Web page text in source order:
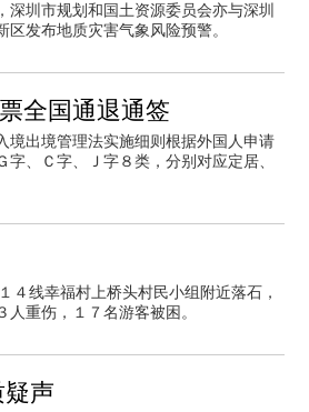
圳市规划和国土资源委员会亦与深圳
发布地质灾害气象风险预警。
全国通退通签
境出境管理法实施细则根据外国人申请
、Ｃ字、Ｊ字８类，分别对应定居、
４线幸福村上桥头村民小组附近落石，
重伤，１７名游客被困。
声